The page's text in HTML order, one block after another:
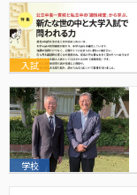
入試
学校